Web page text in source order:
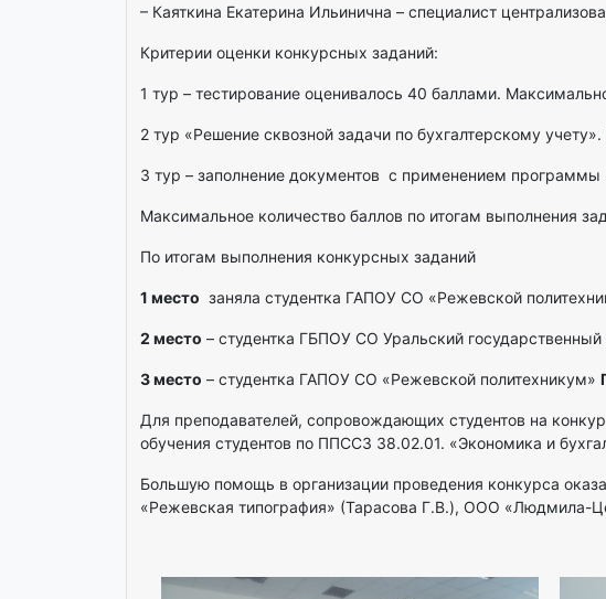
– Каяткина Екатерина Ильинична – специалист
Критерии оценки конкурсных заданий:
1 тур – тестирование оценивалось 40 баллами.
2 тур «Решение сквозной задачи по бухгалтерскому
3 тур – заполнение документов с применением
Максимальное количество баллов по итогам выполнения
По итогам выполнения конкурсных заданий
1 место заняла студентка ГАПОУ СО «Режевской
2 место – студентка ГБПОУ СО Уральский
3 место – студентка ГАПОУ СО «Режевской политехникум»
Для преподавателей, сопровождающих студентов на
обучения студентов по ППССЗ 38.02.01. «Экономика и
Большую помощь в организации проведения конкурса
«Режевская типография» (Тарасова Г.В.), ООО «Людмила-